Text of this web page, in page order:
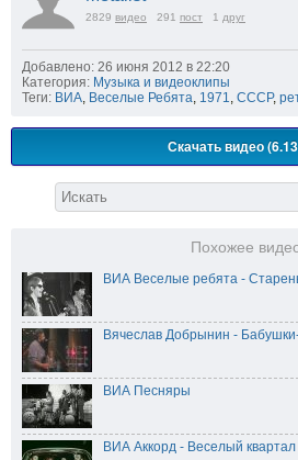
2829 видео 291 пост 1 друг
Добавлено: 26 июня 2012 в 22:20
Категория: Музыка и видеоклипы
Теги: ВИА Веселые Ребята 1971 СССР,
Скачать видео
Похожее
ВИА Веселые ребята -
Вячеслав Добрынин -
ВИА Песняры
ВИА Аккорд - Весeлый квартал